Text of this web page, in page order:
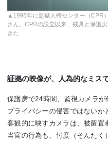
▲1995年に監獄人権センター（CPR
さん。CPRの設立以来、戒具と保護
きた
証拠の映像が、人為的なミス
保護房で24時間、監視カメラ
プライバシーの侵害ではない
客観的に映すカメラは、被留置
当官の行為も、忖度（そんたく